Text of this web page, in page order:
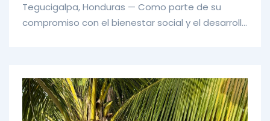
Tegucigalpa, Honduras — Como parte de su
compromiso con el bienestar social y el desarrollo